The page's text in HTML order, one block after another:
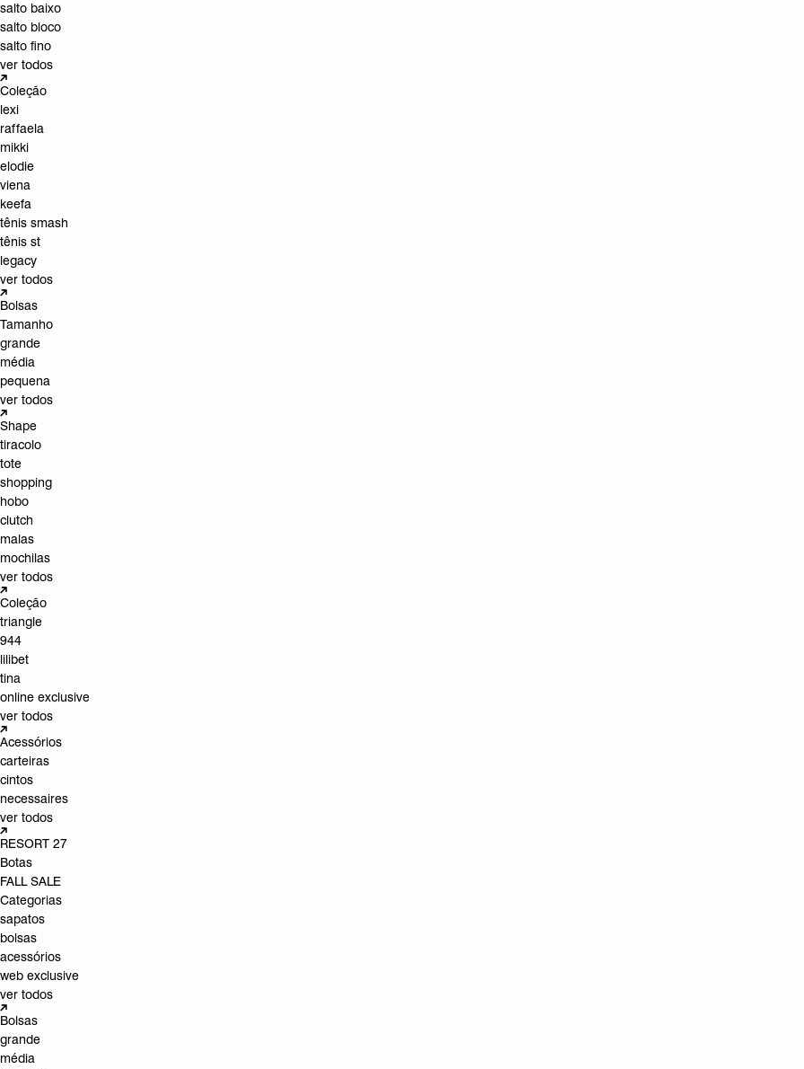
salto baixo
salto bloco
salto fino
ver todos
Coleção
lexi
raffaela
mikki
elodie
viena
keefa
tênis smash
tênis st
legacy
ver todos
Bolsas
Tamanho
grande
média
pequena
ver todos
Shape
tiracolo
tote
shopping
hobo
clutch
malas
mochilas
ver todos
Coleção
triangle
944
lilibet
tina
online exclusive
ver todos
Acessórios
carteiras
cintos
necessaires
ver todos
RESORT 27
Botas
FALL SALE
Categorias
sapatos
bolsas
acessórios
web exclusive
ver todos
Bolsas
grande
média